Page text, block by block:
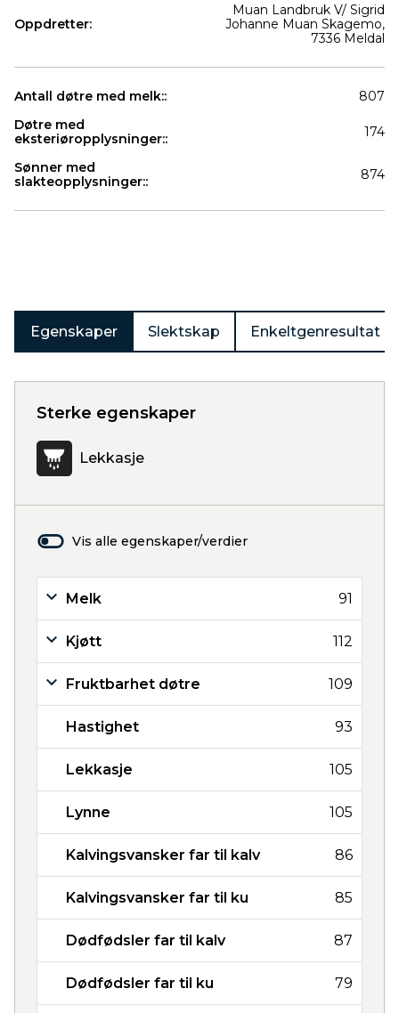
Oppdretter:
Muan Landbruk V/ Sigrid
Johanne Muan Skagemo,
7336 Meldal
Antall døtre med melk::
807
Døtre med
eksteriøropplysninger::
174
Sønner med
slakteopplysninger::
874
Egenskaper Slektskap Enkeltgenresultat
Sterke egenskaper
Lekkasje
Vis alle egenskaper/verdier
Melk 91
Kjøtt 112
Fruktbarhet døtre 109
Hastighet 93
Lekkasje 105
Lynne 105
Kalvingsvansker far til kalv 86
Kalvingsvansker far til ku 85
Dødfødsler far til kalv 87
Dødfødsler far til ku 79